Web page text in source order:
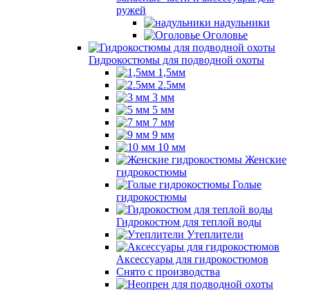
ружей
надульники
Оголовье
Гидрокостюмы для подводной охоты
1,5мм
2.5мм
3 мм
5 мм
7 мм
9 мм
10 мм
Женские
гидрокостюмы
Голые
гидрокостюмы
Гидрокостюм для теплой воды
Утеплители
Аксессуары для гидрокостюмов
Снято с производства